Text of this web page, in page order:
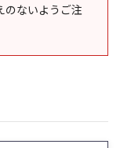
のないようご注